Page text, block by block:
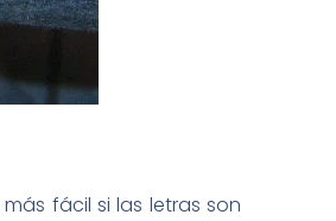
fácil si las letras son